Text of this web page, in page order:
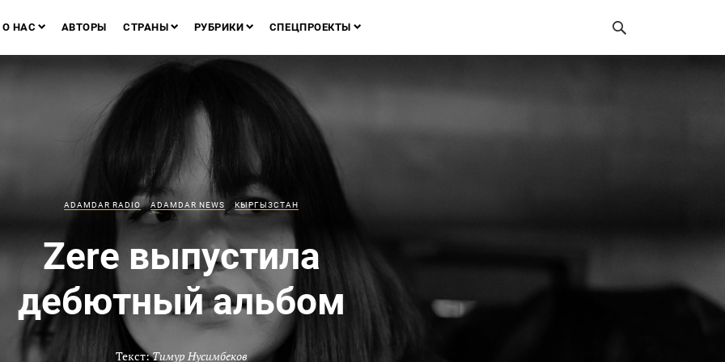
О НАС АВТОРЫ СТРАНЫ РУБРИКИ СПЕЦПРОЕКТЫ
ADAMDAR RADIO ADAMDAR NEWS КЫРГЫЗСТАН
Zere выпустила
дебютный альбом
Текст:Тимур Нусимбеков